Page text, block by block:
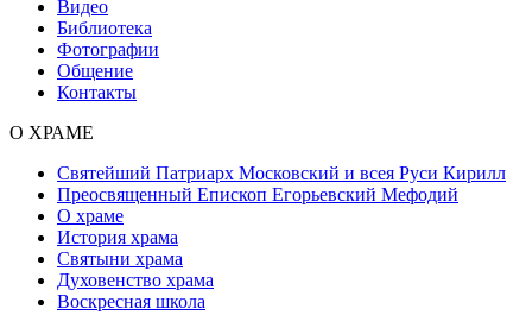
Видео
Библиотека
Фотографии
Общение
Контакты
О ХРАМЕ
Святейший Патриарх Московский и всея Руси Кирилл
Преосвященный Епископ Егорьевский Мефодий
О храме
История храма
Святыни храма
Духовенство храма
Воскресная школа